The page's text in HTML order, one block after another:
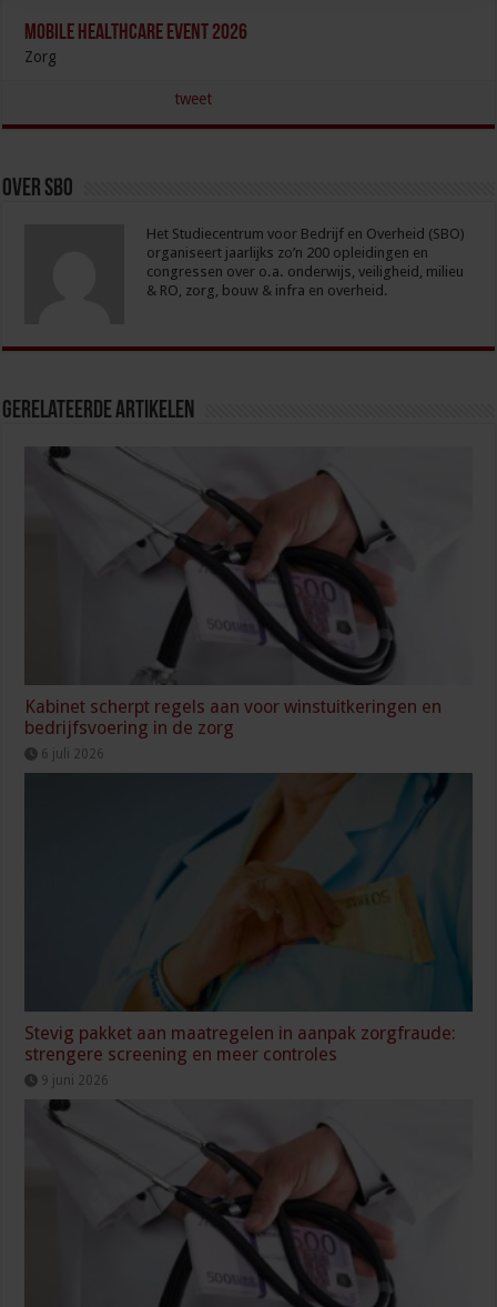
Mobile Healthcare Event 2026
Zorg
tweet
Over sbo
Het Studiecentrum voor Bedrijf en Overheid (SBO)
organiseert jaarlijks zo’n 200 opleidingen en
congressen over o.a. onderwijs, veiligheid, milieu
& RO, zorg, bouw & infra en overheid.
Gerelateerde Artikelen
Kabinet scherpt regels aan voor winstuitkeringen en
bedrijfsvoering in de zorg
6 juli 2026
Stevig pakket aan maatregelen in aanpak zorgfraude:
strengere screening en meer controles
9 juni 2026